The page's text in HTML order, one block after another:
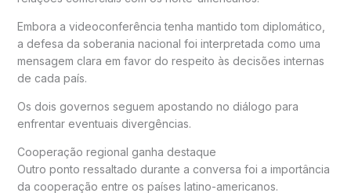
Embora a videoconferência tenha mantido tom diplomático,
a defesa da soberania nacional foi interpretada como uma
mensagem clara em favor do respeito às decisões internas
de cada país.
Os dois governos seguem apostando no diálogo para
enfrentar eventuais divergências.
Cooperação regional ganha destaque
Outro ponto ressaltado durante a conversa foi a importância
da cooperação entre os países latino-americanos.